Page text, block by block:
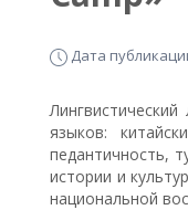
Дата
языков:
педантичность,
истории и
национальной